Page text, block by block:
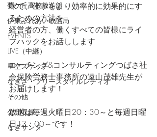
夢ケ丘高校放送部
伊東ふれあい歌謡局
EVENTS
LIVE（中継）
星空スケッチ
なぎさ・フリースタイルレディオ
その他
公開収録
なぎサンタ
味で、仕事をより効率的に効果的にす
るための方法を
経営者の方、働くすべての皆様にライ
フハックをお話しします
コーチング&コンサルティングつばさ社
会保険労務士事務所の遠山茂雄先生が
お届けします！
放送は毎週火曜日20：30～と毎週日曜
日13：00～です！